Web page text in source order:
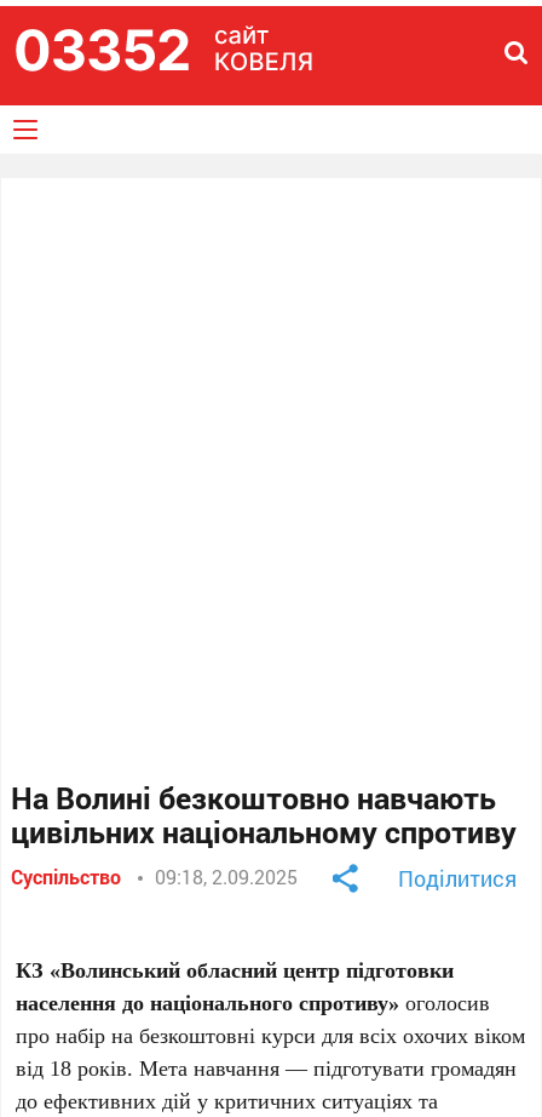
На Волині безкоштовно навчають
цивільних національному спротиву
Суспільство 09:18, 2.09.2025 Поділитися
КЗ «Волинський обласний центр підготовки
населення до національного спротиву» оголосив
про набір на безкоштовні курси для всіх охочих віком
від 18 років. Мета навчання — підготувати громадян
до ефективних дій у критичних ситуаціях та